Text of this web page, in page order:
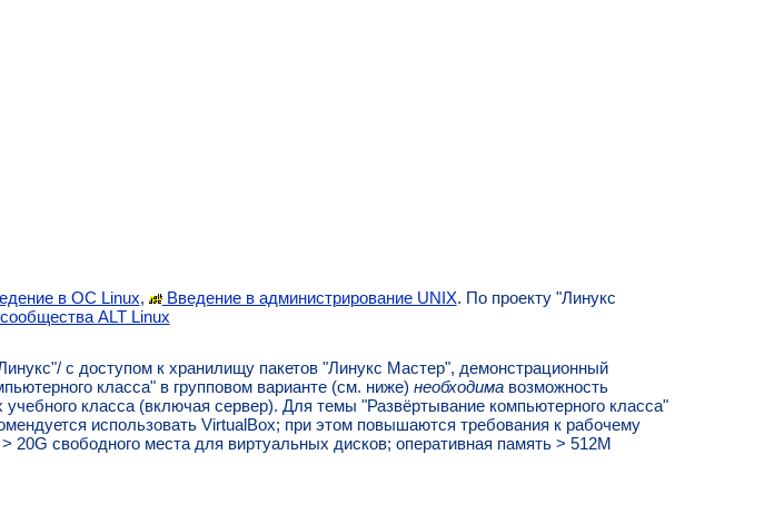
в ОС Linux, Введение в администрирование UNIX. По проекту "Линукс
ALT Linux
с доступом к хранилищу пакетов "Линукс Мастер", демонстрационный
класса" в групповом варианте (см. ниже) необходимавозможность
класса (включая сервер). Для темы "Развёртывание компьютерного класса"
использовать VirtualBox; при этом повышаются требования к рабочему
свободного места для виртуальных дисков; оперативная память > 512M